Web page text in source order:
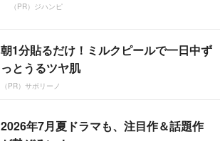
（PR）ジハンピ
朝1分貼るだけ！ミルクピールで一日中ず
っとうるツヤ肌
（PR）サボリーノ
2026年7月夏ドラマも、注目作＆話題作